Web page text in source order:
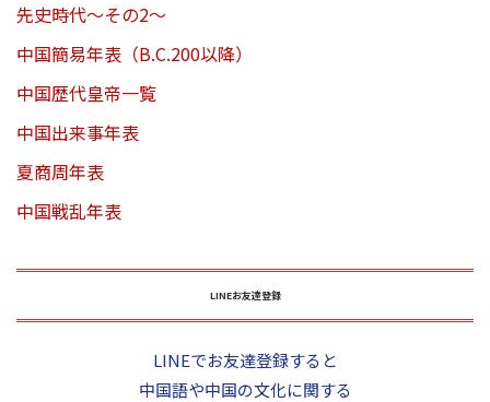
先史時代～その2～
中国簡易年表（B.C.200以降）
中国歴代皇帝一覧
中国出来事年表
夏商周年表
中国戦乱年表
LINEお友達登録
LINEでお友達登録すると
中国語や中国の文化に関する